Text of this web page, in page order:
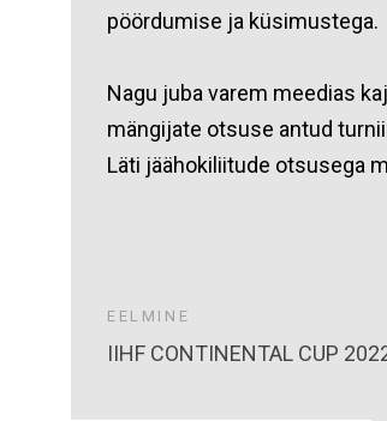
pöördumise ja küsimustega.
Nagu juba varem meedias
mängijate otsuse antud
Läti jäähokiliitude otsusega
EELMINE
IIHF CONTINENTAL CUP